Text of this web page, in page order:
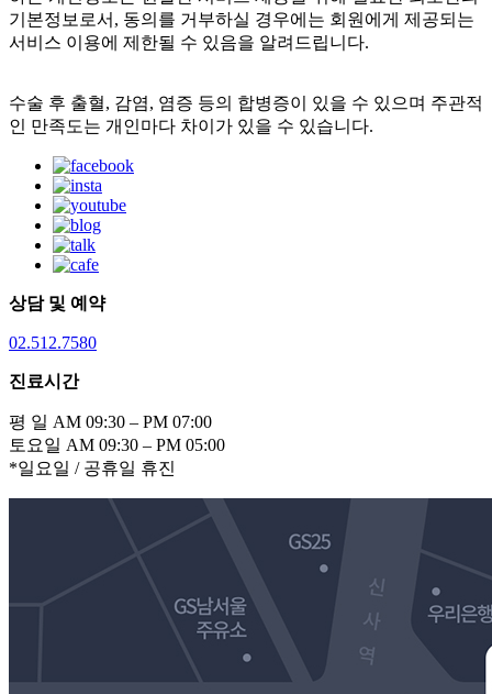
기본정보로서, 동의를 거부하실 경우에는 회원에게 제공되는
서비스 이용에 제한될 수 있음을 알려드립니다.
수술 후 출혈, 감염, 염증 등의 합병증이 있을 수 있으며 주관적
인 만족도는 개인마다 차이가 있을 수 있습니다.
상담 및 예약
02.512.7580
진료시간
평 일 AM 09:30 – PM 07:00
토요일 AM 09:30 – PM 05:00
*일요일 / 공휴일 휴진